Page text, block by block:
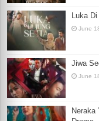
Luka
June
Jiwa
June
Neraka